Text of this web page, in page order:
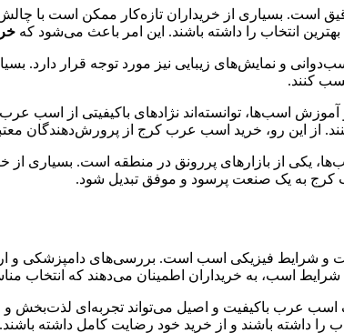
است. بسیاری از خریداران تازه‌کار ممکن است با
انتخاب را داشته باشند. این امر باعث می‌شود که
و نمایش‌های زیبایی نیز مورد توجه قرار
کنند.
اسب‌ها، توانسته‌اند نژادهای باکیفیتی از اسب عرب
از این رو، خرید اسب عرب کرج از پرورش‌دهندگان
یکی از بازارهای پررونق در منطقه است. بسیاری
به یک صنعت پرسود و موفق تبدیل شود.
و شرایط فیزیکی اسب است. بررسی‌های دامپزشکی و
اسب، به خریداران اطمینان می‌دهند که انتخاب
اسب عرب باکیفیت و اصیل می‌تواند تجربه‌ای
را داشته باشند و از خرید خود رضایت کامل داشته باشند.